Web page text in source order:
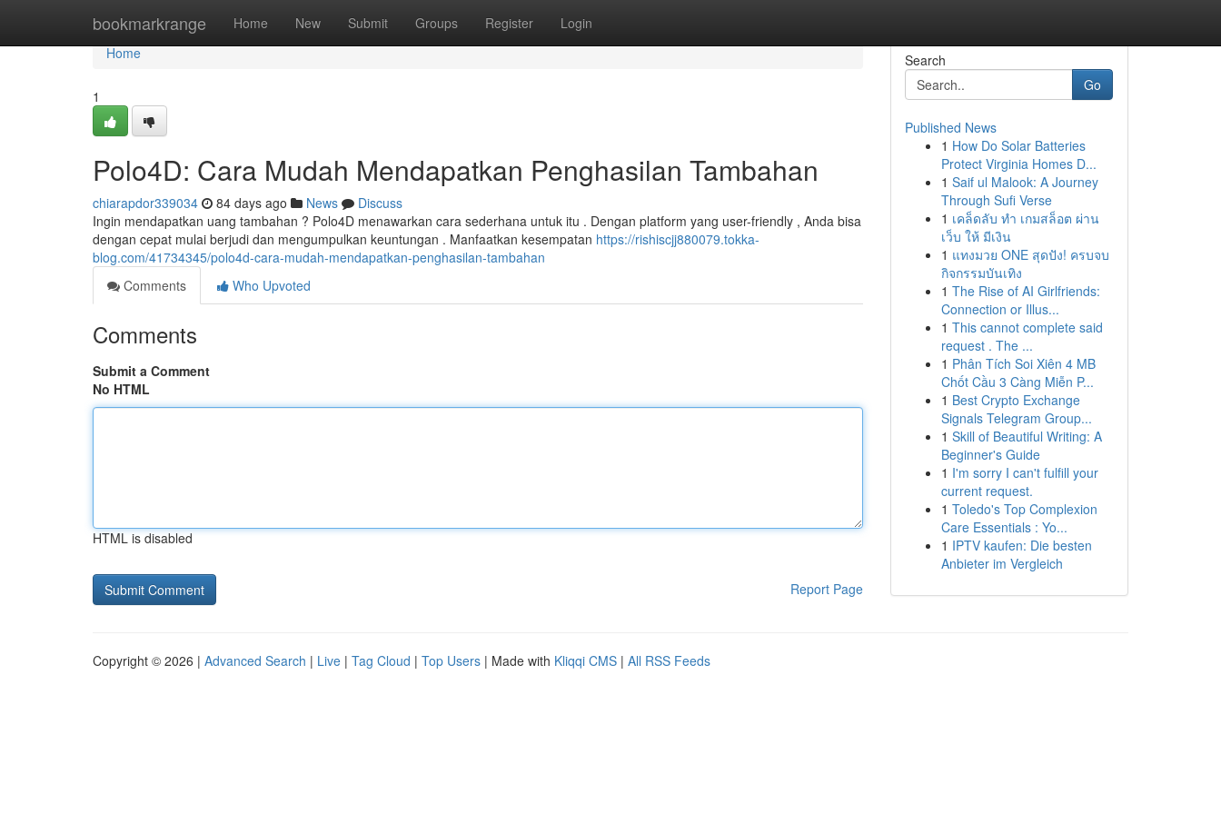
bookmarkrange Home New Submit Groups Register Login
Home
Home
1
Polo4D: Cara Mudah Mendapatkan Penghasilan Tambahan
chiarapdor339034 84 days ago News
Discuss
Ingin mendapatkan uang tambahan ? Polo4D menawarkan cara sederhana untuk itu . Dengan platform yang user-friendly , Anda bisa
dengan cepat mulai berjudi dan mengumpulkan keuntungan . Manfaatkan kesempatan https://rishiscjj880079.tokka-
blog.com/41734345/polo4d-cara-mudah-mendapatkan-penghasilan-tambahan
Comments
Who Upvoted
Comments
Submit a Comment
No HTML
HTML is disabled
Report Page
Search
Go
Published News
1 How Do Solar Batteries
Protect Virginia Homes D...
1 Saif ul Malook: A Journey
Through Sufi Verse
1 เคล็ดลับ ทำ เกมสล็อต ผ่าน
เว็บ ให้ มีเงิน
1 แทงมวย ONE สุดปัง! ครบจบ
กิจกรรมบันเทิง
1 The Rise of AI Girlfriends:
Connection or Illus...
1 This cannot complete said
request . The ...
1 Phân Tích Soi Xiên 4 MB
Chốt Cầu 3 Càng Miễn P...
1 Best Crypto Exchange
Signals Telegram Group...
1 Skill of Beautiful Writing: A
Beginner's Guide
1 I'm sorry I can't fulfill your
current request.
1 Toledo's Top Complexion
Care Essentials : Yo...
1 IPTV kaufen: Die besten
Anbieter im Vergleich
Copyright © 2026 | Advanced Search | Live | Tag Cloud | Top Users | Made with Kliqqi CMS | All RSS Feeds